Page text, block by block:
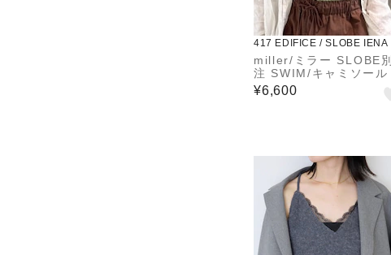
417 EDIFICE / SLOBE IENA
miller/ミラー SLOBE別
注 SWIM/キャミソール
¥6,600